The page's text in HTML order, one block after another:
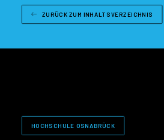
ZURÜCK ZUM INHALTSVERZEICHNIS
HOCHSCHULE OSNABRÜCK